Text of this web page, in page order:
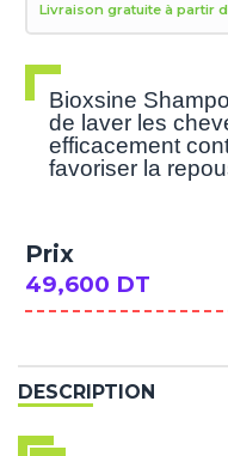
Livraison gratuite à partir
Bioxsine
de laver les
efficacement
favoriser la
Prix
49,600 DT
DESCRIPTION